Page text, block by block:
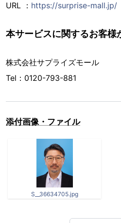
URL ： https://surprise-mall.jp/
本サービスに関するお客様
株式会社サプライズモール
Tel：0120-793-881
添付画像・ファイル
S__36634705.jpg